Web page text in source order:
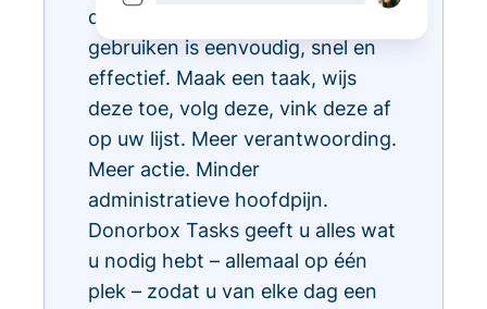
doen en wanneer. Taken
gebruiken is eenvoudig, snel en
effectief. Maak een taak, wijs
deze toe, volg deze, vink deze af
op uw lijst. Meer verantwoording.
Meer actie. Minder
administratieve hoofdpijn.
Donorbox Tasks geeft u alles wat
u nodig hebt – allemaal op één
plek – zodat u van elke dag een